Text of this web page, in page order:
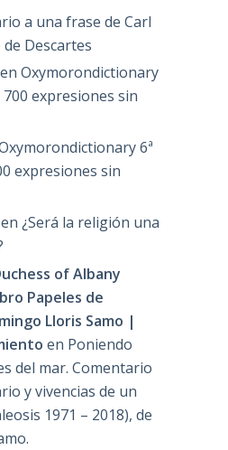
a una frase de Carl
Descartes
en Oxymorondictionary
700 expresiones sin
6ª
expresiones sin
en ¿Será la religión una
of Albany
Papeles de
Lloris Samo |
en Poniendo
del mar. Comentario
y vivencias de un
1971 – 2018), de